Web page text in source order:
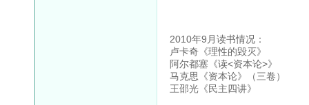
2010年9月读书情况：
卢卡奇《理性的毁灭》
阿尔都塞《读<资本论>》
马克思《资本论》（三卷）
王邵光《民主四讲》